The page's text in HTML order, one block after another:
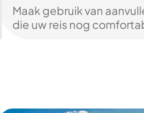
Maak gebruik van
die uw reis nog